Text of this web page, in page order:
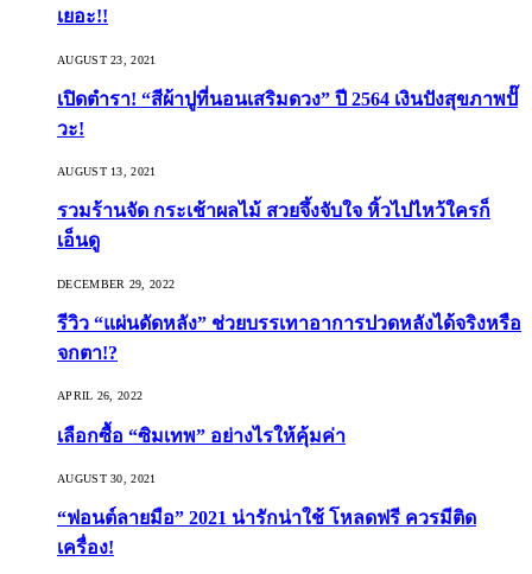
เยอะ!!
AUGUST 23, 2021
เปิดตำรา! “สีผ้าปูที่นอนเสริมดวง” ปี 2564 เงินปังสุขภาพปั๊
วะ!
AUGUST 13, 2021
รวมร้านจัด กระเช้าผลไม้ สวยจึ้งจับใจ หิ้วไปไหว้ใครก็
เอ็นดู
DECEMBER 29, 2022
รีวิว “แผ่นดัดหลัง” ช่วยบรรเทาอาการปวดหลังได้จริงหรือ
จกตา!?
APRIL 26, 2022
เลือกซื้อ “ซิมเทพ” อย่างไรให้คุ้มค่า
AUGUST 30, 2021
“ฟอนต์ลายมือ” 2021 น่ารักน่าใช้ โหลดฟรี ควรมีติด
เครื่อง!